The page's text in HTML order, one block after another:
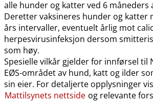
alle hunder og katter ved 6 måneders
Deretter vaksineres hunder og katter
års intervaller, eventuelt årlig mot
herpesvirusinfeksjon dersom
som høy.
Spesielle vilkår gjelder for innførsel til
EØS-området av hund, katt og ilder
sin eier. For detaljerte opplysninger
Mattilsynets nettside og relevante